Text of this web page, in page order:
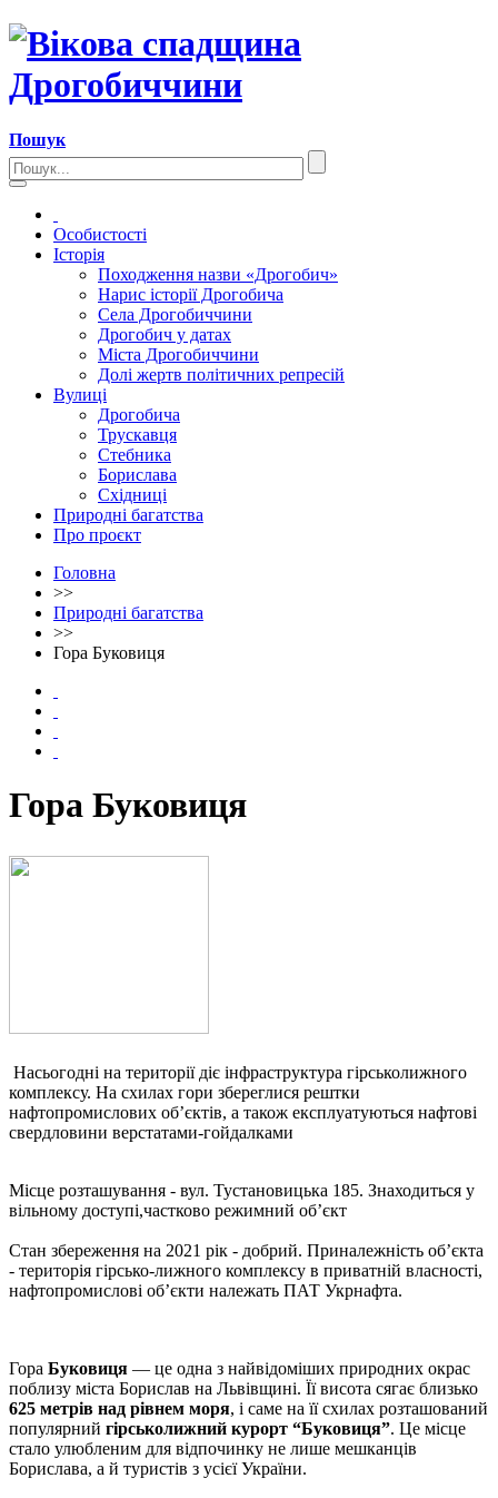
Пошук
Особистості
Історія
Походження назви «Дрогобич»
Нарис історії Дрогобича
Села Дрогобиччини
Дрогобич у датах
Міста Дрогобиччини
Долі жертв політичних репресій
Вулиці
Дрогобича
Трускавця
Стебника
Борислава
Східниці
Природні багатства
Про проєкт
Головна
>>
Природні багатства
>>
Гора Буковиця
Гора Буковиця
Насьогодні на території діє інфраструктура гірськолижного
комплексу. На схилах гори збереглися рештки
нафтопромислових об’єктів, а також експлуатуються нафтові
свердловини верстатами-гойдалками
Місце розташування - вул. Тустановицька 185. Знаходиться у
вільному доступі,частково режимний об’єкт
Стан збереження на 2021 рік - добрий. Приналежність об’єкта
- територія гірсько-лижного комплексу в приватній власності,
нафтопромислові об’єкти належать ПАТ Укрнафта.
Гора Буковиця — це одна з найвідоміших природних окрас
поблизу міста Борислав на Львівщині. Її висота сягає близько
625 метрів над рівнем моря, і саме на її схилах розташований
популярний гірськолижний курорт “Буковиця”. Це місце
стало улюбленим для відпочинку не лише мешканців
Борислава, а й туристів з усієї України.